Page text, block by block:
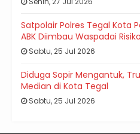
Satpolair Polres Tegal Kota
ABK Diimbau Waspadai
Sabtu, 25 Jul 2026
Diduga Sopir Mengantuk,
Median di Kota Tegal
Sabtu, 25 Jul 2026